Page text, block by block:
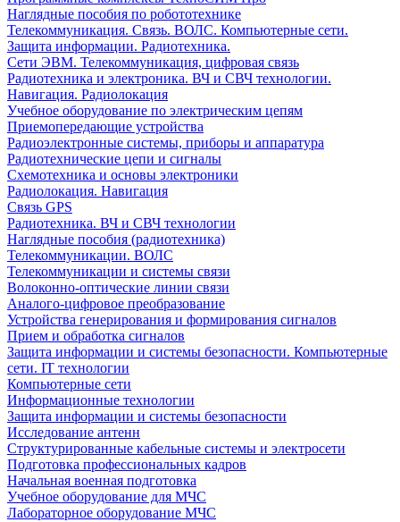
Наглядные пособия по робототехнике
Телекоммуникация. Связь. ВОЛС. Компьютерные сети.
Защита информации. Радиотехника.
Сети ЭВМ. Телекоммуникация, цифровая связь
Радиотехника и электроника. ВЧ и СВЧ технологии.
Навигация. Радиолокация
Учебное оборудование по электрическим цепям
Приемопередающие устройства
Радиоэлектронные системы, приборы и аппаратура
Радиотехнические цепи и сигналы
Схемотехника и основы электроники
Радиолокация. Навигация
Связь GPS
Радиотехника. ВЧ и СВЧ технологии
Наглядные пособия (радиотехника)
Телекоммуникации. ВОЛС
Телекоммуникации и системы связи
Волоконно-оптические линии связи
Аналого-цифровое преобразование
Устройства генерирования и формирования сигналов
Прием и обработка сигналов
Защита информации и системы безопасности. Компьютерные
сети. IT технологии
Компьютерные сети
Информационные технологии
Защита информации и системы безопасности
Исследование антенн
Структурированные кабельные системы и электросети
Подготовка профессиональных кадров
Начальная военная подготовка
Учебное оборудование для МЧС
Лабораторное оборудование МЧС